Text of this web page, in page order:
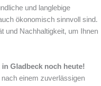
und langlebige
ökonomisch sinnvoll sind.
und Nachhaltigkeit, um Ihnen
Gladbeck noch heute!
einem zuverlässigen